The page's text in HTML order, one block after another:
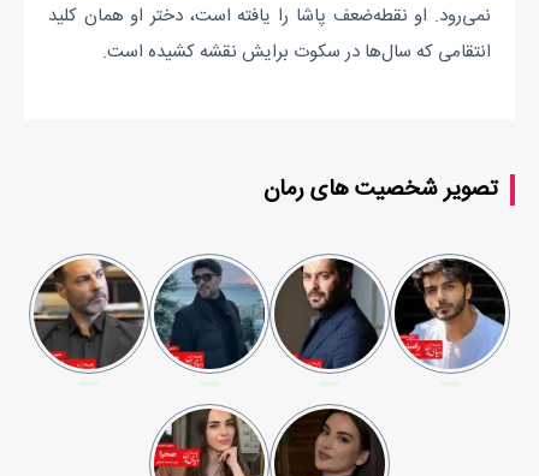
نمی‌رود. او نقطه‌ضعف پاشا را یافته است، دختر او همان کلید
انتقامی که سال‌ها در سکوت برایش نقشه کشیده است.
تصویر شخصیت های رمان